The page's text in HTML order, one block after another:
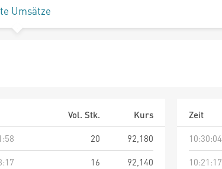
Umsätze
Vol. Stk.
Kurs
20
92,180
16
92,140
Zeit
10:30:04
10:21:17